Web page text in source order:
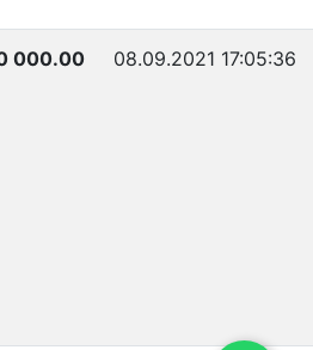
000.00 08.09.2021 17:05:36